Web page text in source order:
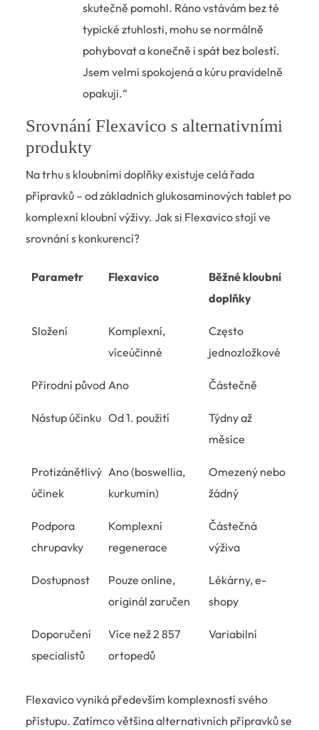
skutečně pomohl. Ráno vstávám bez té
typické ztuhlosti, mohu se normálně
pohybovat a konečně i spát bez bolestí.
Jsem velmi spokojená a kúru pravidelně
opakuji.“
Srovnání Flexavico s alternativními
produkty
Na trhu s kloubními doplňky existuje celá řada
přípravků – od základních glukosaminových tablet po
komplexní kloubní výživy. Jak si Flexavico stojí ve
srovnání s konkurencí?
Parametr Flexavico
Běžné kloubní
doplňky
Složení
Komplexní,
víceúčinné
Często
jednozložkové
Přírodní původ Ano Částečně
Nástup účinku Od 1. použití
Týdny až
měsíce
Protizánětlivý
účinek
Ano (boswellia,
kurkumin)
Omezený nebo
žádný
Podpora
chrupavky
Komplexní
regenerace
Částečná
výživa
Dostupnost
Pouze online,
originál zaručen
Lékárny, e-
shopy
Doporučení
specialistů
Více než 2 857
ortopedů
Variabilní
Flexavico vyniká především komplexností svého
přístupu. Zatímco většina alternativních přípravků se